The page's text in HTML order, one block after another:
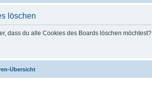
löschen
dass du alle Cookies des Boards löschen möchtest?
Übersicht